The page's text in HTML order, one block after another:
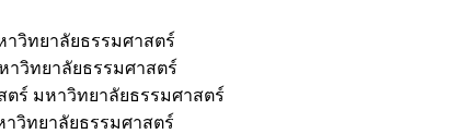
วิทยาลัยธรรมศาสตร์
าวิทยาลัยธรรมศาสตร์
ร์ มหาวิทยาลัยธรรมศาสตร์
วิทยาลัยธรรมศาสตร์